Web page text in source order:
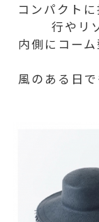
コンパクト
行やリ
内側にコー
風のある日